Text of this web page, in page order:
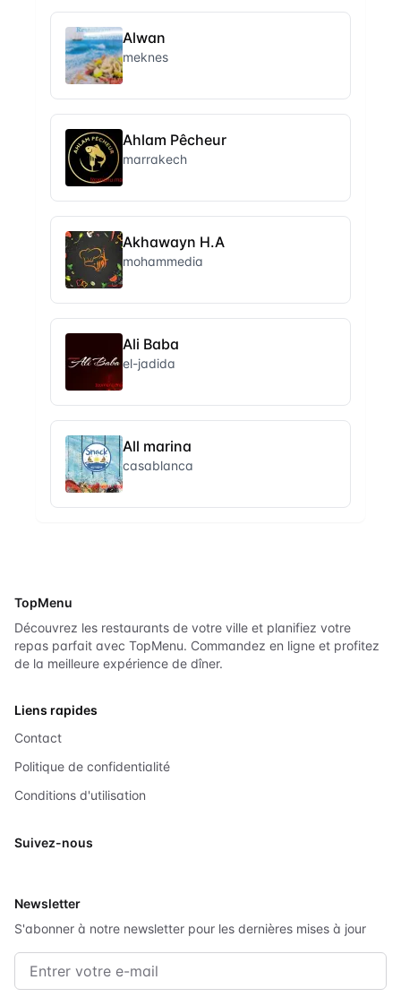
Alwan
meknes
Ahlam Pêcheur
marrakech
Akhawayn H.A
mohammedia
Ali Baba
el-jadida
All marina
casablanca
TopMenu
Découvrez les restaurants de votre ville et planifiez votre
repas parfait avec TopMenu. Commandez en ligne et profitez
de la meilleure expérience de dîner.
Liens rapides
Contact
Politique de confidentialité
Conditions d'utilisation
Suivez-nous
Newsletter
S'abonner à notre newsletter pour les dernières mises à jour
Adresse e-mail